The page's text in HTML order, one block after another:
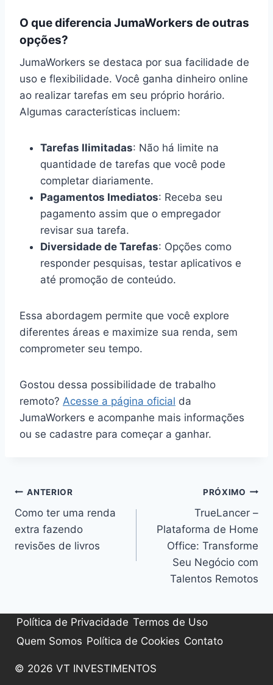
O que diferencia JumaWorkers de outras
opções?
JumaWorkers se destaca por sua facilidade de
uso e flexibilidade. Você ganha dinheiro online
ao realizar tarefas em seu próprio horário.
Algumas características incluem:
Tarefas Ilimitadas: Não há limite na
quantidade de tarefas que você pode
completar diariamente.
Pagamentos Imediatos: Receba seu
pagamento assim que o empregador
revisar sua tarefa.
Diversidade de Tarefas: Opções como
responder pesquisas, testar aplicativos e
até promoção de conteúdo.
Essa abordagem permite que você explore
diferentes áreas e maximize sua renda, sem
comprometer seu tempo.
Gostou dessa possibilidade de trabalho
remoto? Acesse a página oficial da
JumaWorkers e acompanhe mais informações
ou se cadastre para começar a ganhar.
Navegação
de
Post
ANTERIOR
Como ter uma renda
extra fazendo
revisões de livros
PRÓXIMO
TrueLancer –
Plataforma de Home
Office: Transforme
Seu Negócio com
Talentos Remotos
Política de Privacidade Termos de Uso
Quem Somos Política de Cookies Contato
© 2026 VT INVESTIMENTOS